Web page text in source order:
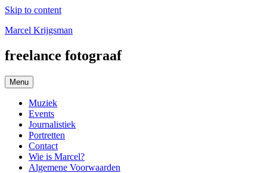
Skip to content
Marcel Krijgsman
freelance fotograaf
Menu
Muziek
Events
Journalistiek
Portretten
Contact
Wie is Marcel?
Algemene Voorwaarden